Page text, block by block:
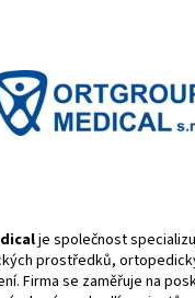
je společnost
prostředků,
Firma se zaměřuje na